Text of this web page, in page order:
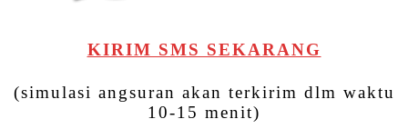
KIRIM SMS SEKARANG
(simulasi angsuran akan terkirim dlm waktu
10-15 menit)